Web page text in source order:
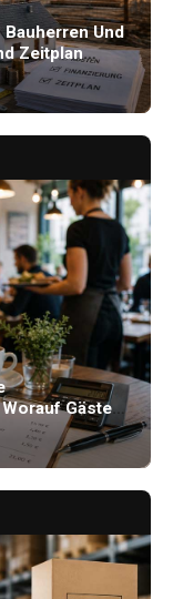
Und
Zeitplan
Gäste